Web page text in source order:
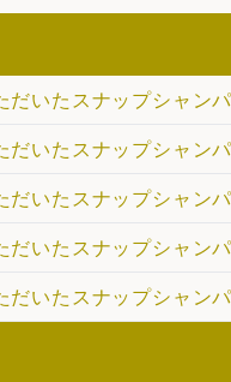
いたスナップシャン
いたスナップシャン
いたスナップシャン
いたスナップシャン
いたスナップシャン